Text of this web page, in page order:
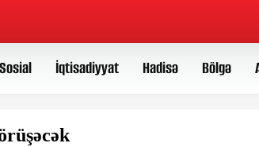
Sosial İqtisadiyyat Hadisə Bölgə